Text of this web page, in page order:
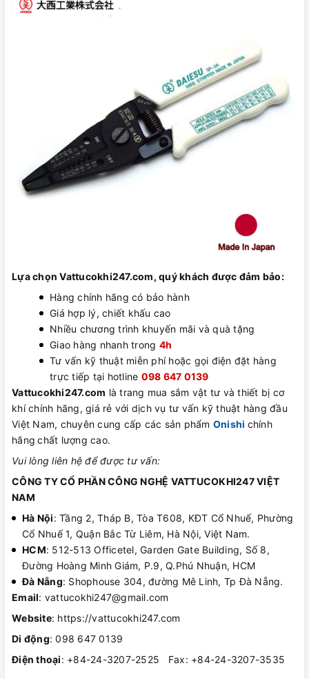
Lựa chọn Vattucokhi247.com, quý khách được đảm bảo:
Hàng chính hãng có bảo hành
Giá hợp lý, chiết khấu cao
Nhiều chương trình khuyến mãi và quà tặng
Giao hàng nhanh trong 4h
Tư vấn kỹ thuật miễn phí hoặc gọi điện đặt hàng
trực tiếp tại hotline 098 647 0139
Vattucokhi247.com là trang mua sắm vật tư và thiết bị cơ
khí chính hãng, giá rẻ với dịch vụ tư vấn kỹ thuật hàng đầu
Việt Nam, chuyên cung cấp các sản phẩm Onishi chính
hãng chất lượng cao.
Vui lòng liên hệ để được tư vấn:
CÔNG TY CỔ PHẦN CÔNG NGHỆ VATTUCOKHI247 VIỆT
NAM
Hà Nội: Tầng 2, Tháp B, Tòa T608, KĐT Cổ Nhuế, Phường
Cổ Nhuế 1, Quận Bắc Từ Liêm, Hà Nội, Việt Nam.
HCM: 512-513 Officetel, Garden Gate Building, Số 8,
Đường Hoàng Minh Giám, P.9, Q.Phú Nhuận, HCM
Đà Nẵng: Shophouse 304, đường Mê Linh, Tp Đà Nẵng.
Email: vattucokhi247@gmail.com
Website: https://vattucokhi247.com
Di động: 098 647 0139
Điện thoại: +84-24-3207-2525 Fax: +84-24-3207-3535